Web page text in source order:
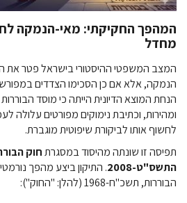
המהפך החקיקתי: מאי-הנמקה
מחדל
המצב המשפטי ההיסטורי בישראל פטר את
הנמקה, אלא אם כן הסכימו הצדדים
הנחת המוצא הדיונית הייתה כי מוסד
ומהירות, וכתיבת נימוקים מפורטים עלולה
לחשוף אותו לביקורת שיפוטית מוגברת.
תפיסה זו שונתה מהיסוד במסגרת
התשס"ט-2008
. התיקון ביצע מהפך
הבוררות, תשכ"ח-1968 (להלן: "החוק"):